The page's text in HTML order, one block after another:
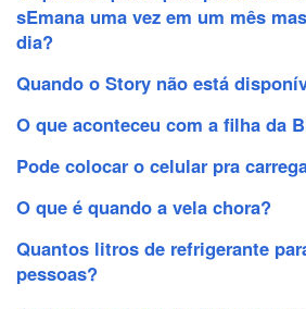
sEmana uma vez em um mês
dia?
Quando o Story não está
O que aconteceu com a filha da
Pode colocar o celular pra
O que é quando a vela chora?
Quantos litros de refrigerante
pessoas?